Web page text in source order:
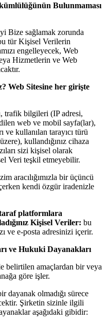
Bulunmaması
Bize sağlamak zorunda
tür Kişisel Verilerin
engelleyecek, Web
Hizmetlerin ve Web
Web Sitesine her girişte
trafik bilgileri (IP adresi,
web ve mobil sayfa(lar),
ve kullanılan tarayıcı türü
kullandığınız cihaza
sizi kişisel olarak
Veri teşkil etmeyebilir.
aracılığımızla bir üçüncü
kendi özgür iradenizle
platformlara
Kişisel Veriler: bu
ve e-posta adresinizi içerir.
ve Hukuki Dayanakları
belirtilen amaçlardan bir veya
göre işler.
dayanak olmadığı sürece
Şirketin sizinle ilgili
aşağıdaki gibidir: